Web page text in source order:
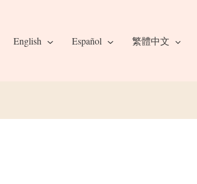
English Español 繁體中文